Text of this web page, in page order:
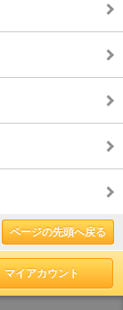
ページの先頭へ戻る
マイアカウント